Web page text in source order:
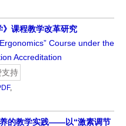
课程教学改革研究
Course under the
Accreditation
支持
,
的教学实践——以“激素调节